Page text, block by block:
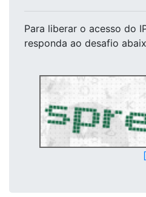
Para liberar o acesso do
responda ao desafio